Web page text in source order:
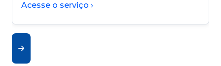
Acesse o serviço ›